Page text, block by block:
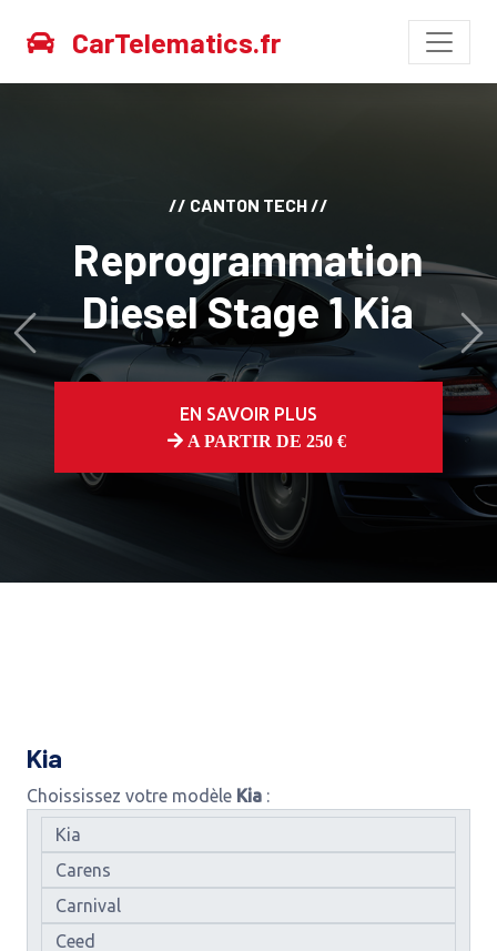
CarTelematics.fr
// CANTON TECH //
Reprogrammation
Diesel Stage 1 Kia
EN SAVOIR PLUS
A PARTIR DE 250 €
Avant
Kia
Choississez votre modèle Kia :